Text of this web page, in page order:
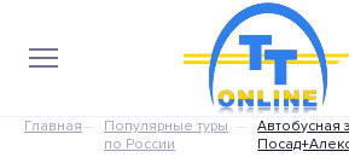
Главная
Популярные туры
по России
Автобусная